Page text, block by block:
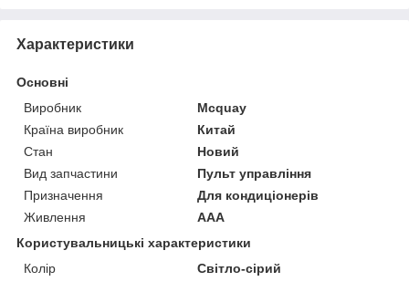
Характеристики
Основні
Виробник
Mcquay
Країна виробник
Китай
Стан
Новий
Вид запчастини
Пульт управління
Призначення
Для кондиціонерів
Живлення
AAA
Користувальницькі характеристики
Колір
Світло-сірий